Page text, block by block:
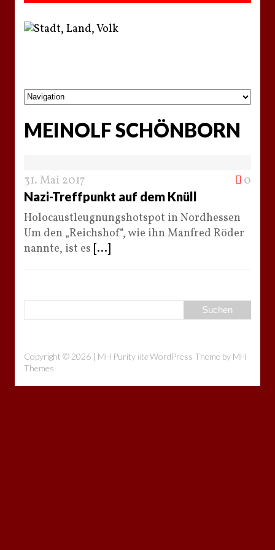
MEINOLF SCHÖNBORN
31. Mai 2017 0
Nazi-Treffpunkt auf dem Knüll
Holocaustleugnungshotspot in Nordhessen
Um den „Reichshof“, wie ihn Manfred Röder
nannte, ist es [...]
Copyright © 2026 | MH Purity liteWordPress Theme by MH
Themes